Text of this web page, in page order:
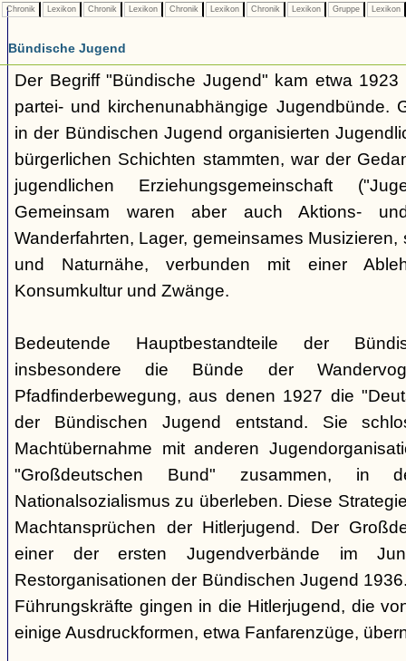
Chronik Lexikon Chronik Lexikon Chronik Lexikon Chronik Lexikon Gruppe Lexikon
Bündische Jugend
Der Begriff "Bündische Jugend" kam etwa
partei- und kirchenunabhängige Jugendbünde.
in der Bündischen Jugend organisierten
bürgerlichen Schichten stammten, war der
jugendlichen Erziehungsgemeinschaft
Gemeinsam waren aber auch Aktions-
Wanderfahrten, Lager, gemeinsames
und Naturnähe, verbunden mit einer
Konsumkultur und Zwänge.
Bedeutende Hauptbestandteile der
insbesondere die Bünde der
Pfadfinderbewegung, aus denen 1927 die
der Bündischen Jugend entstand. Sie
Machtübernahme mit anderen
"Großdeutschen Bund" zusammen,
Nationalsozialismus zu überleben. Diese
Machtansprüchen der Hitlerjugend. Der
einer der ersten Jugendverbände im
Restorganisationen der Bündischen Jugend
Führungskräfte gingen in die Hitlerjugend, die
einige Ausdruckformen, etwa Fanfarenzüge,